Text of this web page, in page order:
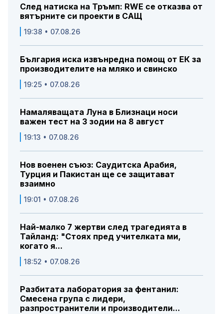
След натиска на Тръмп: RWE се отказва от
вятърните си проекти в САЩ
19:38 • 07.08.26
България иска извънредна помощ от ЕК за
производителите на мляко и свинско
19:25 • 07.08.26
Намаляващата Луна в Близнаци носи
важен тест на 3 зодии на 8 август
19:13 • 07.08.26
Нов военен съюз: Саудитска Арабия,
Турция и Пакистан ще се защитават
взаимно
19:01 • 07.08.26
Най-малко 7 жертви след трагедията в
Тайланд: "Стоях пред учителката ми,
когато я...
18:52 • 07.08.26
Разбитата лаборатория за фентанил:
Смесена група с лидери,
разпространители и производители...